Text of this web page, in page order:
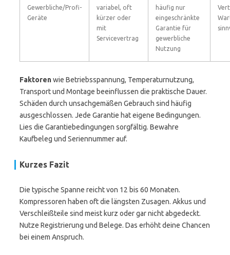
Gewerbliche/Profi-
Geräte
variabel, oft
kürzer oder
mit
Servicevertrag
häufig nur
eingeschränkte
Garantie für
gewerbliche
Nutzung
Faktorenwie Betriebsspannung, Temperaturnutzung,
Transport und Montage beeinflussen die praktische Dauer.
Schäden durch unsachgemäßen Gebrauch sind häufig
ausgeschlossen. Jede Garantie hat eigene Bedingungen.
Lies die Garantiebedingungen sorgfältig. Bewahre
Kaufbeleg und Seriennummer auf.
Kurzes Fazit
Die typische Spanne reicht von 12 bis 60 Monaten.
Kompressoren haben oft die längsten Zusagen. Akkus und
Verschleißteile sind meist kurz oder gar nicht abgedeckt.
Nutze Registrierung und Belege. Das erhöht deine Chancen
bei einem Anspruch.